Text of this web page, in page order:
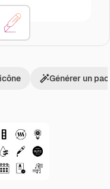
Générer un